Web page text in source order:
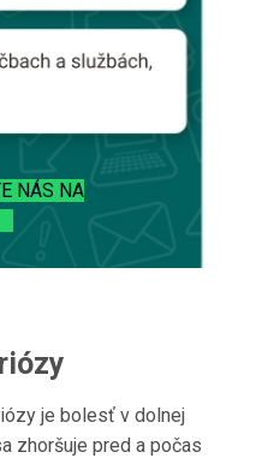
NÁS NA
je bolesť v dolnej
zhoršuje pred a počas